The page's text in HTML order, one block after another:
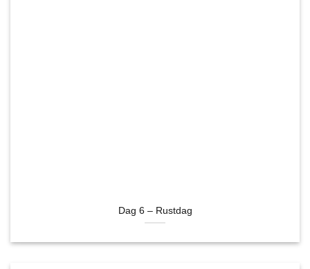
Dag 6 – Rustdag